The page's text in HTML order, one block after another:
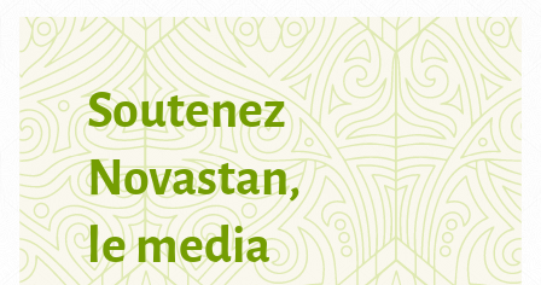
Soutenez
Novastan,
le media